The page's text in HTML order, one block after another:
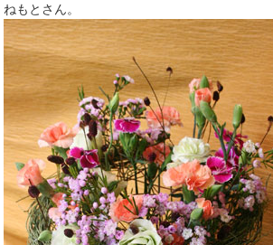
ねもとさん。